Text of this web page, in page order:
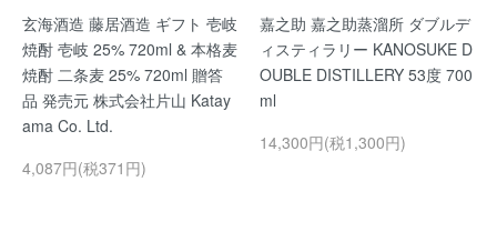
玄海酒造 藤居酒造 ギフト 壱岐
焼酎 壱岐 25% 720ml & 本格麦
焼酎 二条麦 25% 720ml 贈答
品 発売元 株式会社片山 Katay
ama Co. Ltd.
4,087円(税371円)
嘉之助 嘉之助蒸溜所 ダブルデ
ィスティラリー KANOSUKE D
OUBLE DISTILLERY 53度 700
ml
14,300円(税1,300円)